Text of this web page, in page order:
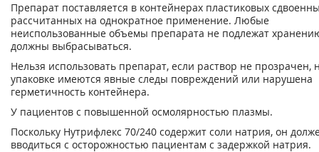
Препарат поставляется в контейнерах пластиковых
рассчитанных на однократное применение. Любые
неиспользованные объемы препарата не подлежат
должны выбрасываться.
Нельзя использовать препарат, если раствор не прозрачен,
упаковке имеются явные следы повреждений или нарушена
герметичность контейнера.
У пациентов с повышенной осмолярностью плазмы.
Поскольку Нутрифлекс 70/240 содержит соли натрия, он
вводиться с осторожностью пациентам с задержкой натрия.